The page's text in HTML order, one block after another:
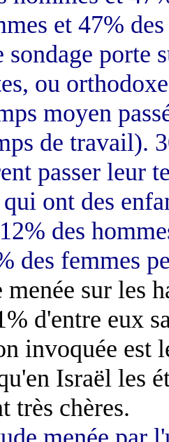
et 47%
porte
ou
moyen
de travail).
passer leur
ont des
des
des femmes
menée sur les
d'entre eux
invoquée est
Israël les
très chères.